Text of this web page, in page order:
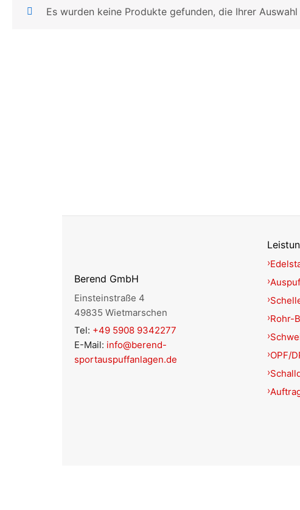
Es wurden keine Produkte gefunden, die Ihrer
Berend GmbH
Einsteinstraße 4
49835 Wietmarschen
Tel: +49 5908 9342277
E-Mail: info@berend-
sportauspuffanlagen.de
Rohr-
OPF/